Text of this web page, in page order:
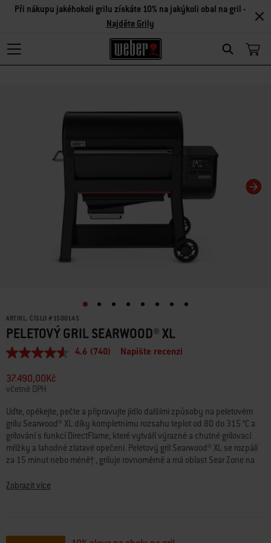
Search
Při nákupu jakéhokoli grilu získáte 10% na jakýkoli obal na gril -
Najděte Grily
ARTIKL. ČÍSLO # 1500145
PELETOVÝ GRIL SEARWOOD® XL
Průměrné
4.6
z
5
hvězdiček.
Read
740
Reviews.
Stejný
odkaz
na
4.6 (740) Napište recenzi
37.490,00Kč
včetně DPH
Uďte, opékejte, pečte a připravujte jídlo dalšími způsoby na peletovém
grilu Searwood® XL díky kompletnímu rozsahu teplot od 80 do 315 °C a
grilování s funkcí DirectFlame, které vytváří výrazné a chutné grilovací
mřížky a lahodné zlatavé opečení. Peletový gril Searwood® XL se rozpálí
za 15 minut nebo méně† , griluje rovnoměrně a má oblast Sear Zone na
Grilujte s jistotou díky intuitivním digitálním ovládacím prvkům na grilu a
Zobrazit více